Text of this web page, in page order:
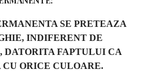
SE PRETEAZA
INDIFERENT DE
DATORITA FAPTULUI CA
ORICE CULOARE.